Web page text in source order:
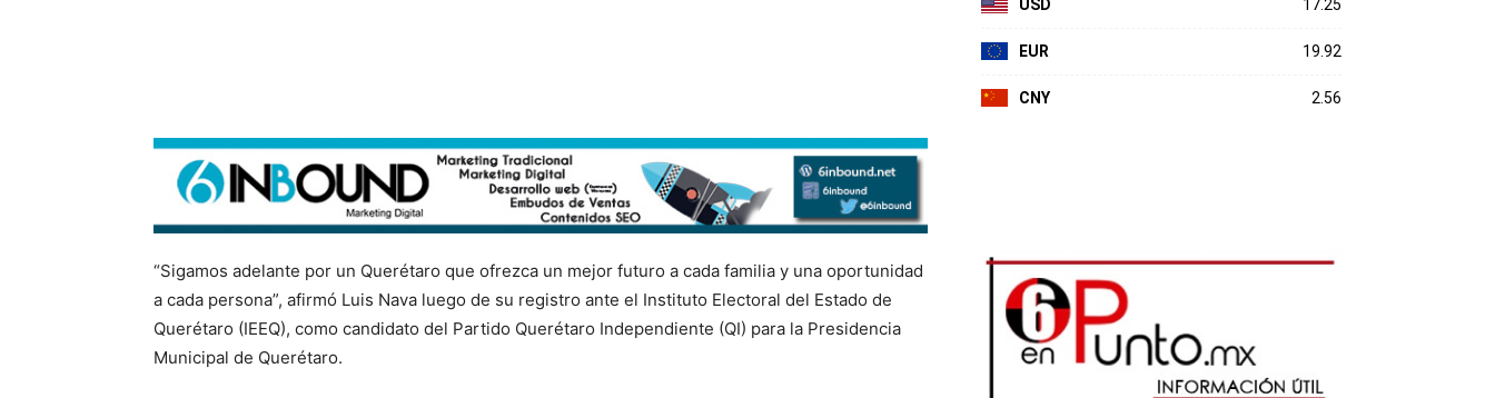
“Sigamos adelante por un Querétaro que ofrezca un mejor futuro a cada familia y una oportunidad
a cada persona”, afirmó Luis Nava luego de su registro ante el Instituto Electoral del Estado de
Querétaro (IEEQ), como candidato del Partido Querétaro Independiente (QI) para la Presidencia
Municipal de Querétaro.
USD 17.25
EUR 19.92
CNY 2.56